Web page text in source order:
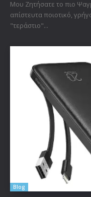
Μου Ζητήσατε το πιο
απίστευτα ποιοτικό,
"τεράστιο"...
Blog